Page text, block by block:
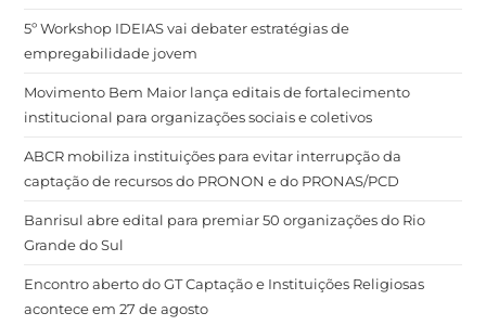
5º Workshop IDEIAS vai debater estratégias de
empregabilidade jovem
Movimento Bem Maior lança editais de fortalecimento
institucional para organizações sociais e coletivos
ABCR mobiliza instituições para evitar interrupção da
captação de recursos do PRONON e do PRONAS/PCD
Banrisul abre edital para premiar 50 organizações do Rio
Grande do Sul
Encontro aberto do GT Captação e Instituições Religiosas
acontece em 27 de agosto